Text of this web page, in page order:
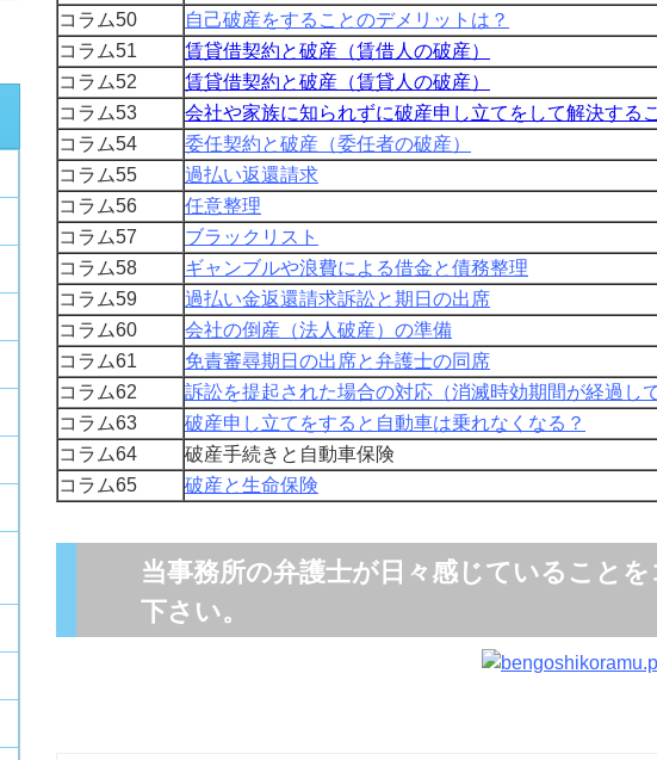
コラム50
自己破産をすることのデメリットは？
コラム51
賃貸借契約と破産（賃借人の破産）
コラム52
賃貸借契約と破産（賃貸人の破産）
コラム53
会社や家族に知られずに破産申し立てをして解決する
コラム54
委任契約と破産（委任者の破産）
コラム55
過払い返還請求
コラム56
任意整理
コラム57
ブラックリスト
コラム58
ギャンブルや浪費による借金と債務整理
コラム59
過払い金返還請求訴訟と期日の出席
コラム60
会社の倒産（法人破産）の準備
コラム61
免責審尋期日の出席と弁護士の同席
コラム62
訴訟を提起された場合の対応（消滅時効期間が経過し
コラム63
破産申し立てをすると自動車は乗れなくなる？
コラム64
破産手続きと自動車保険
コラム65
破産と生命保険
当事務所の弁護士が日々感じていること
下さい。